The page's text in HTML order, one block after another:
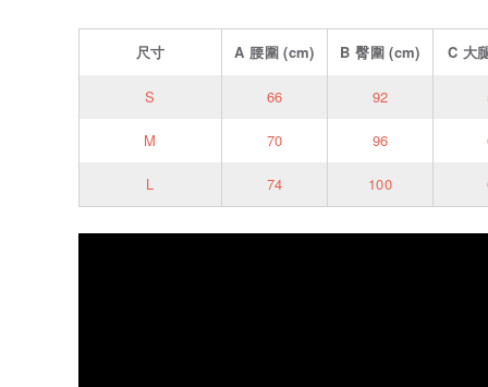
尺寸 A 腰圍(cm) B臀圍(cm) C 大
S 66 92
M 70 96
L 74 100